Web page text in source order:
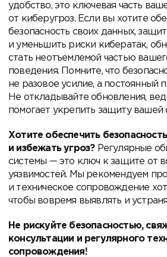
удобство, это ключевая часть
от киберугроз. Если вы хотите
безопасность своих данных,
и уменьшить риски кибератак,
стать неотъемлемой частью
поведения. Помните, что
не разовое усилие, а постоянный
Не откладывайте обновления,
помогает укрепить защиту вашей
Хотите обеспечить
и избежать угроз?Регулярные
системы — это ключ к защите от
уязвимостей. Мы рекомендуем
и техническое сопровождение
чтобы вовремя выявлять и
Не рискуйте безопасностью,
консультации и регулярного
сопровождения!